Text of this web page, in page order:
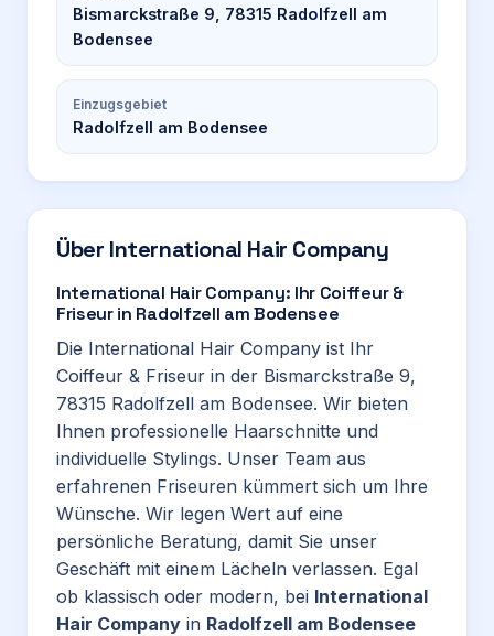
Bismarckstraße 9, 78315 Radolfzell am
Bodensee
Einzugsgebiet
Radolfzell am Bodensee
Über International Hair Company
International Hair Company: Ihr Coiffeur &
Friseur in Radolfzell am Bodensee
Die International Hair Company ist Ihr
Coiffeur & Friseur in der Bismarckstraße 9,
78315 Radolfzell am Bodensee. Wir bieten
Ihnen professionelle Haarschnitte und
individuelle Stylings. Unser Team aus
erfahrenen Friseuren kümmert sich um Ihre
Wünsche. Wir legen Wert auf eine
persönliche Beratung, damit Sie unser
Geschäft mit einem Lächeln verlassen. Egal
ob klassisch oder modern, bei International
Hair Company in Radolfzell am Bodensee